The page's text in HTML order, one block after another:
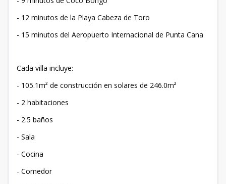
- 12 minutos de la Playa Cabeza de Toro
- 15 minutos del Aeropuerto Internacional de Punta Cana
Cada villa incluye:
- 105.1m² de construcción en solares de 246.0m²
- 2 habitaciones
- 2.5 baños
- Sala
- Cocina
- Comedor